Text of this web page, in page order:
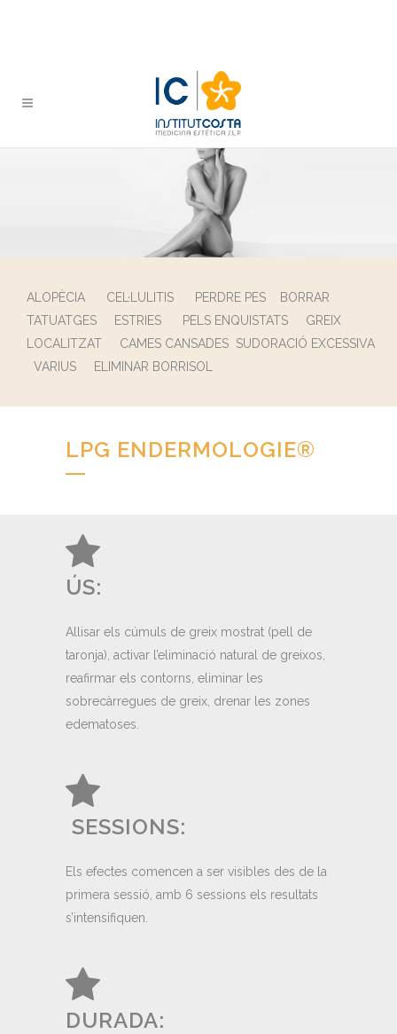
ALOPÈCIA CEL·LULITIS PERDRE PES
BORRAR
TATUATGES
ESTRIES PELS ENQUISTATS
GREIX
LOCALITZAT
CAMES CANSADES SUDORACIÓ EXCESSIVA
VARIUS
ELIMINAR BORRISOL
LPG ENDERMOLOGIE®
ÚS:
Allisar els cúmuls de greix mostrat (pell de
taronja), activar l’eliminació natural de greixos,
reafirmar els contorns, eliminar les
sobrecàrregues de greix, drenar les zones
edematoses.
SESSIONS:
Els efectes comencen a ser visibles des de la
primera sessió, amb 6 sessions els resultats
s’intensifiquen.
DURADA: